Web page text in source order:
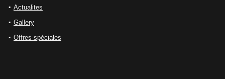
Actualites
Gallery
Offres spéciales